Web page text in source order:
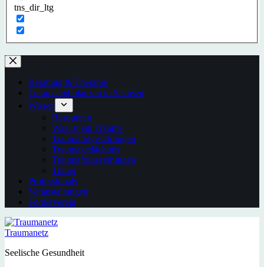
tns_dir_ltg
Beratung & Therapie
Traumaambulanzen in Sachsen
Wissen
Resourcen
Was ist ein Trauma
Traumafolgestörungen
Traumagedächtnis
Traumafolgestörungen
Trauer
Professionals
Veranstaltungen
Förderverein
Traumanetz
Seelische Gesundheit